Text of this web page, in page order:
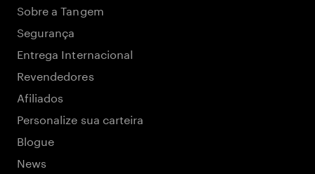
Sobre a Tangem
Segurança
Entrega Internacional
Revendedores
Afiliados
Personalize sua carteira
Blogue
News